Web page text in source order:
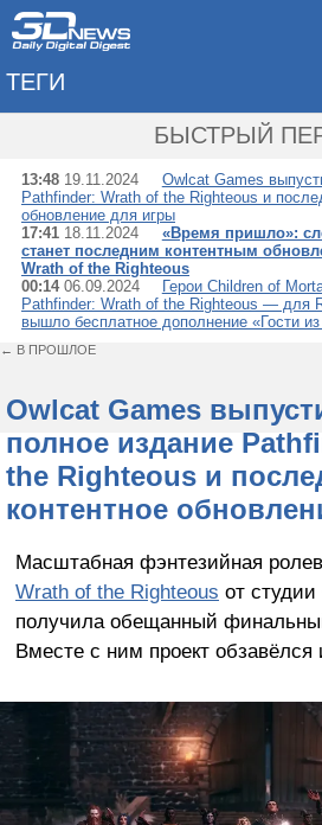
ТЕГИ
БЫСТРЫЙ
13:48 19.11.2024
Owlcat Games
Pathfinder: Wrath of the Righteous и
обновление для игры
17:41 18.11.2024
«Время пришло»:
станет последним контентным
Wrath of the Righteous
00:1406.09.2024
Герои Children of
Pathfinder: Wrath of the Righteous — для
вышло бесплатное дополнение «Гости
← В ПРОШЛОЕ
Owlcat Games
полное издание
the Righteous и
контентное
Масштабная фэнтезийная
Wrath of the Righteous от
получила обещанный
Вместе с ним проект